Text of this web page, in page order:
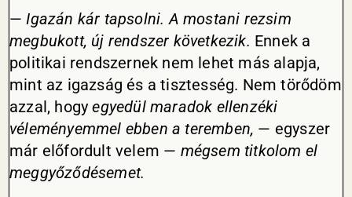
—Igazán kár tapsolni. A mostani rezsim
megbukott, új rendszer következik. Ennek a
politikai rendszernek nem lehet más alapja,
mint az igazság és a tisztesség. Nem törődöm
azzal, hogyegyedül maradok ellenzéki
véleményemmel ebben a teremben, — egyszer
már előfordult velem — mégsem titkolom el
meggyőződésemet.